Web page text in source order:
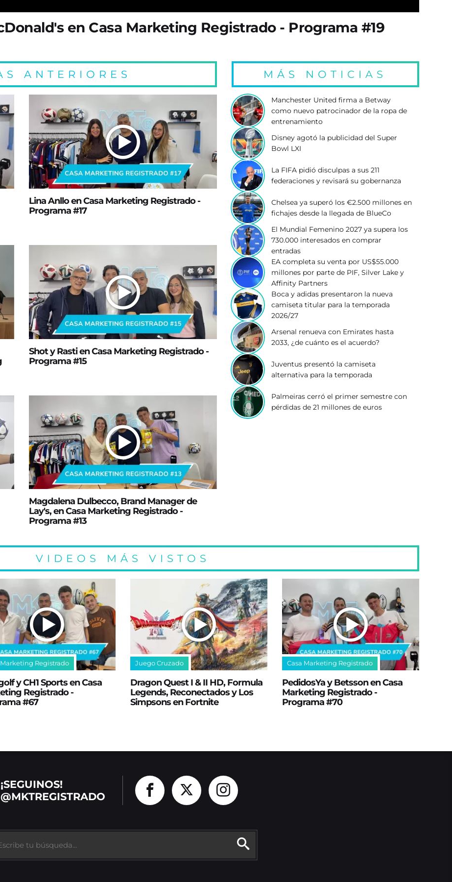
en Casa Marketing Registrado - Programa #19
ANTERIORES
Lina Anllo en Casa Marketing Registrado -
Programa #17
Shot y Rasti en Casa Marketing Registrado -
Programa #15
Magdalena Dulbecco, Brand Manager de
Lay's, en Casa Marketing Registrado -
Programa #13
MÁS NOTICIAS
Manchester United firma a Betway
como nuevo patrocinador de la ropa de
entrenamiento
Disney agotó la publicidad del Super
Bowl LXI
La FIFA pidió disculpas a sus 211
federaciones y revisará su gobernanza
Chelsea ya superó los €2.500 millones en
fichajes desde la llegada de BlueCo
El Mundial Femenino 2027 ya supera los
730.000 interesados en comprar
entradas
EA completa su venta por US$55.000
millones por parte de PIF, Silver Lake y
Affinity Partners
Boca y adidas presentaron la nueva
camiseta titular para la temporada
2026/27
Arsenal renueva con Emirates hasta
2033, ¿de cuánto es el acuerdo?
Juventus presentó la camiseta
alternativa para la temporada
Palmeiras cerró el primer semestre con
pérdidas de 21 millones de euros
VIDEOS MÁS VISTOS
Marketing Registrado
y CH1 Sports en Casa
Registrado -
#67
Juego Cruzado
Dragon Quest I & II HD, Formula
Legends, Reconectados y Los
Simpsons en Fortnite
Casa Marketing Registrado
PedidosYa y Betsson en Casa
Marketing Registrado -
Programa #70
¡SEGUINOS!
@MKTREGISTRADO